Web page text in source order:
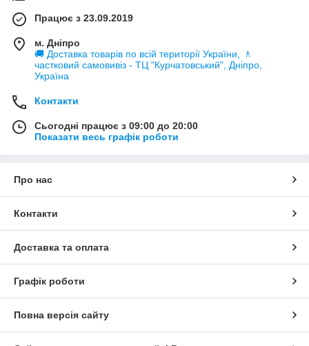
Працює з 23.09.2019
м. Дніпро
🚚 Доставка товарів по всій території України, 🚶
частковий самовивіз - ТЦ "Курчатовський", Дніпро,
Україна
Контакти
Сьогодні працює з 09:00 до 20:00
Показати весь графік роботи
Про нас
Контакти
Доставка та оплата
Графік роботи
Повна версія сайту